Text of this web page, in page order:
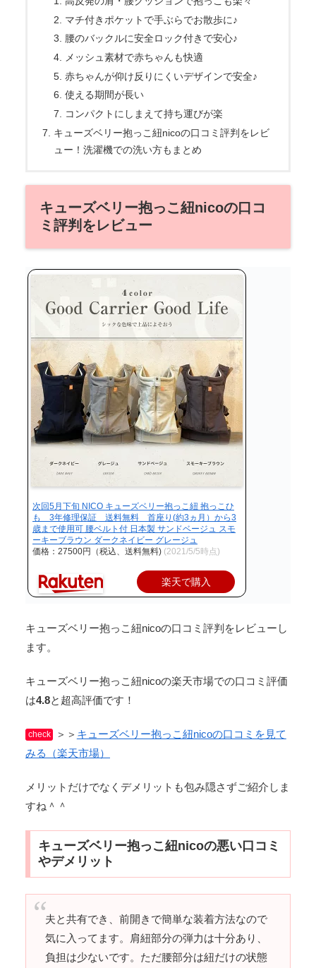
マチ付きポケットで手ぶらでお散歩に♪
腰のバックルに安全ロック付きで安心♪
メッシュ素材で赤ちゃんも快適
赤ちゃんが仰け反りにくいデザインで安全♪
使える期間が長い
コンパクトにしまえて持ち運びが楽
キューズベリー抱っこ紐nicoの口コミ評判をレビ
ュー！洗濯機での洗い方もまとめ
キューズベリー抱っこ紐nicoの口コ
ミ評判をレビュー
次回5月下旬 NICO キューズベリー抱っこ紐 抱っこひ
も 3年修理保証 送料無料 首座り(約3ヵ月）から3
歳まで使用可 腰ベルト付 日本製 サンドベージュ スモ
ーキーブラウン ダークネイビー グレージュ
価格：27500円（税込、送料無料) (2021/5/5時点)
楽天で購入
キューズベリー抱っこ紐nicoの口コミ評判をレビューし
ます。
キューズベリー抱っこ紐nicoの楽天市場での口コミ評価
は4.8と超高評価です！
check ＞＞ キューズベリー抱っこ紐nicoの口コミを見て
みる（楽天市場）
メリットだけでなくデメリットも包み隠さずご紹介しま
すね＾＾
キューズベリー抱っこ紐nicoの悪い口コミ
やデメリット
夫と共有でき、前開きで簡単な装着方法なので
気に入ってます。肩紐部分の弾力は十分あり、
負担は少ないです。ただ腰部分は紐だけの状態